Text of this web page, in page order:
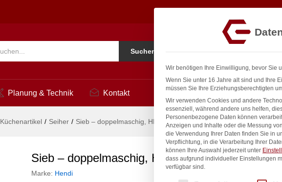
Suchen
Planung & Technik Kontakt
Küchenartikel / Seiher / Sieb – doppelmaschig, HENDI, ø260x580mm
Sieb – doppelmaschig, HENDI, ø260x580mm
Marke: Hendi
16,31€ exkl.
Wir benötigen Ihre Einwilligung, bevor Sie
Wenn Sie unter 16 Jahre alt sind und Ihre
müssen Sie Ihre Erziehungsberechtigten
Wir verwenden Cookies und andere
essenziell, während andere uns helfen,
Personenbezogene Daten können
Anzeigen und Inhalte oder die Messung
die Verwendung Ihrer Daten finden Sie in
Verpflichtung, in die Verarbeitung Ihrer
können Ihre Auswahl jederzeit unter
dass aufgrund individueller Einstellungen
verfügbar sind.